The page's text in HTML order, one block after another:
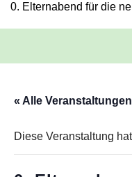
0. Elternabend für die
« Alle Veranstaltungen
Diese Veranstaltung